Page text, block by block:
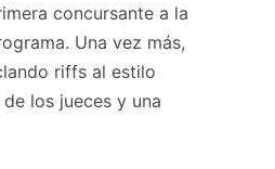
concursante a la
Una vez más,
riffs al estilo
los jueces y una